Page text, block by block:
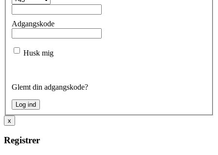
Adgangskode
Husk mig
Glemt din adgangskode?
x
Registrer